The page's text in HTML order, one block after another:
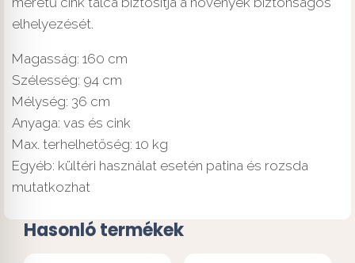
elhelyezését.
Magasság: 160 cm
Szélesség: 94 cm
Mélység: 36 cm
Anyaga: vas és cink
Max. terhelhetőség: 10 kg
Egyéb: kültéri használat esetén patina és rozsda
mutatkozhat
Hasonló termékek